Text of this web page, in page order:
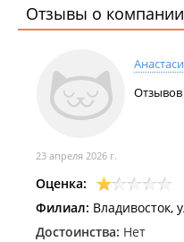
Отзывы о компании
Отзывов
23 апреля 2026 г.
Оценка:
Филиал: Владивосток,
Достоинства: Нет